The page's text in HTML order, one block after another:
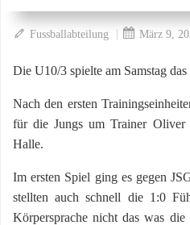
Fussballabteilung | März 9,
Die U10/3 spielte am Samstag
Nach den ersten
für die Jungs um Trainer
Halle.
Im ersten Spiel ging es gegen
stellten auch schnell die 1:0
Körpersprache nicht das was